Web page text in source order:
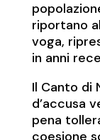
riportano
voga,
in anni
Il Canto di
d’accusa
pena